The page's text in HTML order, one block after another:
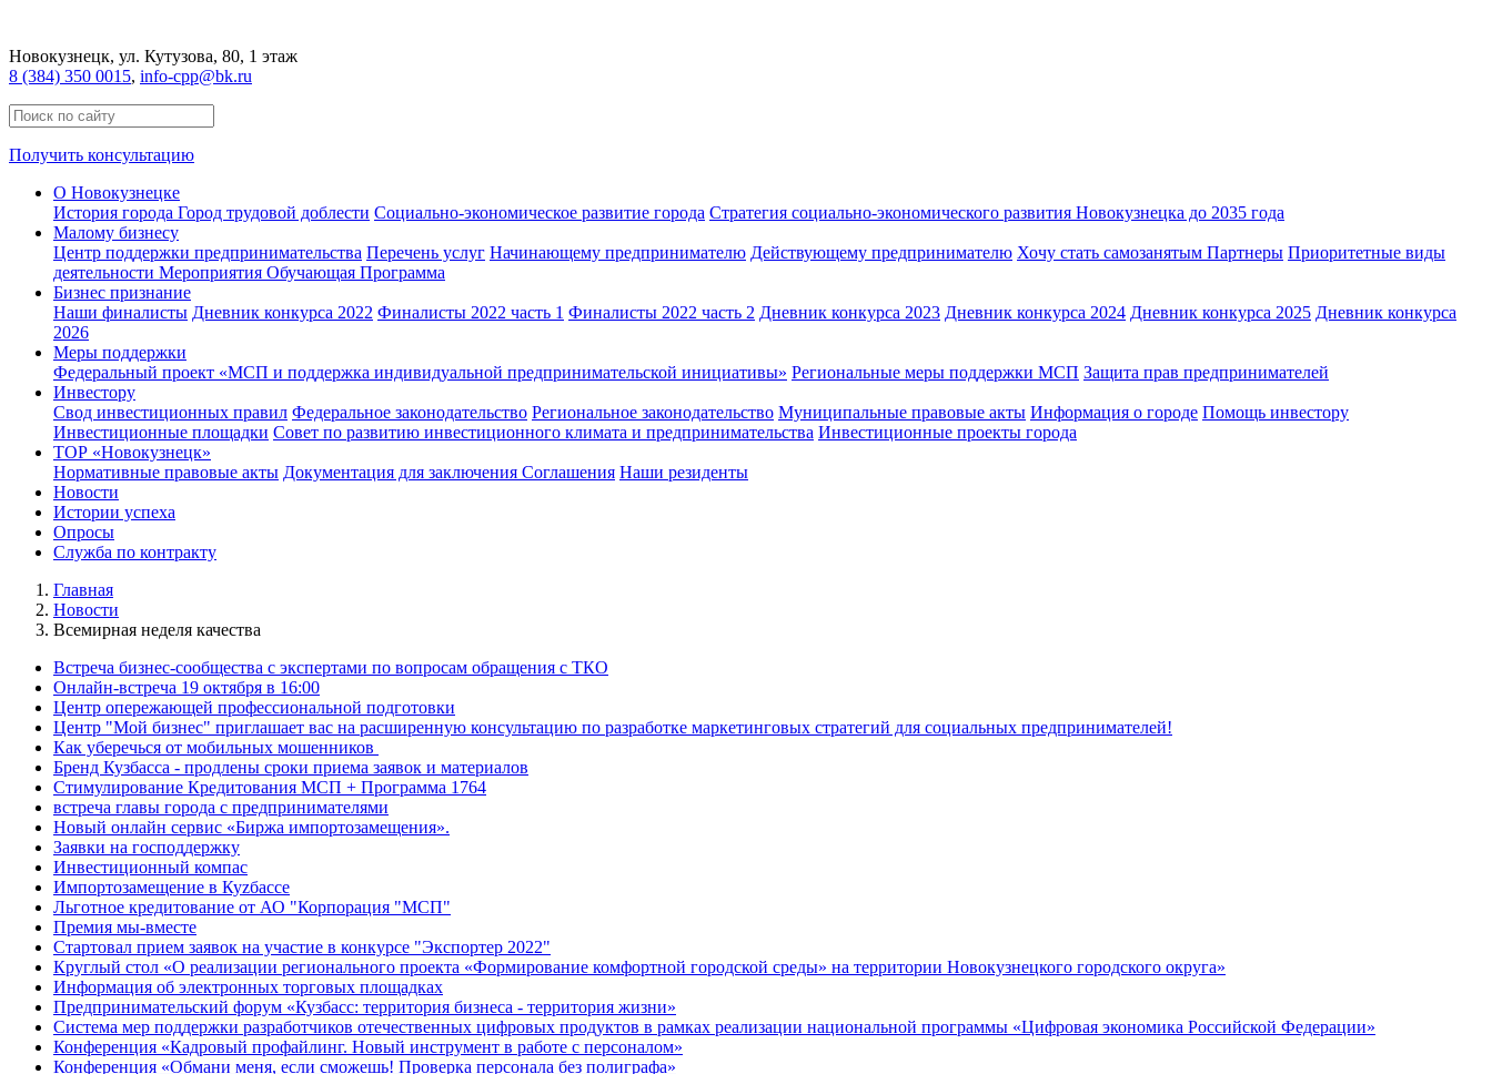
Новокузнецк, ул. Кутузова, 80, 1 этаж
8 (384) 350 0015, info-cpp@bk.ru
Получить консультацию
О Новокузнецке
История города Город трудовой доблести Социально-экономическое развитие города Стратегия социально-экономического развития Новокузнецка до 2035 года
Малому бизнесу
Центр поддержки предпринимательства Перечень услуг Начинающему предпринимателю Действующему предпринимателю Хочу стать самозанятым Партнеры Приоритетные виды
деятельности Мероприятия Обучающая Программа
Бизнес признание
Наши финалисты Дневник конкурса 2022 Финалисты 2022 часть 1 Финалисты 2022 часть 2 Дневник конкурса 2023 Дневник конкурса 2024 Дневник конкурса 2025 Дневник конкурса
2026
Меры поддержки
Федеральный проект «МСП и поддержка индивидуальной предпринимательской инициативы» Региональные меры поддержки МСП Защита прав предпринимателей
Инвестору
Свод инвестиционных правил Федеральное законодательство Региональное законодательство Муниципальные правовые акты Информация о городе Помощь инвестору
Инвестиционные площадки Совет по развитию инвестиционного климата и предпринимательства Инвестиционные проекты города
ТОР «Новокузнецк»
Нормативные правовые акты Документация для заключения Соглашения Наши резиденты
Новости
Истории успеха
Опросы
Служба по контракту
Главная
Новости
Всемирная неделя качества
Встреча бизнес-сообщества с экспертами по вопросам обращения с ТКО
Онлайн-встреча 19 октября в 16:00
Центр опережающей профессиональной подготовки
Центр "Мой бизнес" приглашает вас на расширенную консультацию по разработке маркетинговых стратегий для социальных предпринимателей!
Как уберечься от мобильных мошенников
Бренд Кузбасса - продлены сроки приема заявок и материалов
Стимулирование Кредитования МСП + Программа 1764
встреча главы города с предпринимателями
Новый онлайн сервис «Биржа импортозамещения».
Заявки на господдержку
Инвестиционный компас
Импортозамещение в Куzбассе
Льготное кредитование от АО "Корпорация "МСП"
Премия мы-вместе
Стартовал прием заявок на участие в конкурсе "Экспортер 2022"
Круглый стол «О реализации регионального проекта «Формирование комфортной городской среды» на территории Новокузнецкого городского округа»
Информация об электронных торговых площадках
Предпринимательский форум «Кузбасс: территория бизнеса - территория жизни»
Система мер поддержки разработчиков отечественных цифровых продуктов в рамках реализации национальной программы «Цифровая экономика Российской Федерации»
Конференция «Кадровый профайлинг. Новый инструмент в работе с персоналом»
Конференция «Обмани меня, если сможешь! Проверка персонала без полиграфа»